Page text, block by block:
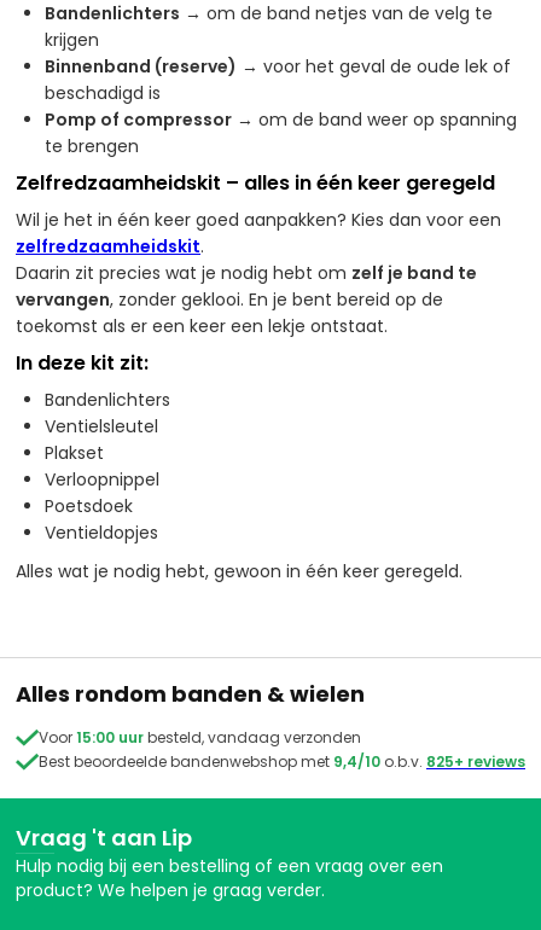
Bandenlichters → om de band netjes van de velg te
krijgen
Binnenband (reserve) → voor het geval de oude lek of
beschadigd is
Pomp of compressor → om de band weer op spanning
te brengen
Zelfredzaamheidskit – alles in één keer geregeld
Wil je het in één keer goed aanpakken? Kies dan voor een
zelfredzaamheidskit.
Daarin zit precies wat je nodig hebt om zelf je band te
vervangen, zonder geklooi. En je bent bereid op de
toekomst als er een keer een lekje ontstaat.
In deze kit zit:
Bandenlichters
Ventielsleutel
Plakset
Verloopnippel
Poetsdoek
Ventieldopjes
Alles wat je nodig hebt, gewoon in één keer geregeld.
Alles rondom banden & wielen
Voor15:00 uurbesteld, vandaag verzonden
Best beoordeelde bandenwebshop met 9,4/10 o.b.v. 825+ reviews
Vraag 't aan Lip
Hulp nodig bij een bestelling of een vraag over een
product? We helpen je graag verder.